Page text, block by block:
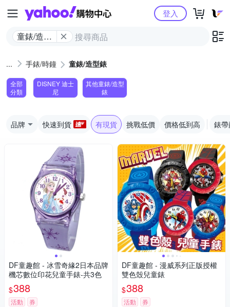
Yahoo購物中心
童錶/造型
登入
手錶/時鐘 童錶/造型錶
全部
分類
DISNEY 迪士
尼
其他童錶/造型
錶
品牌 快速到貨 有現貨 挑戰低價 價格低到高 錶
DF童趣館 - 冰雪奇緣2日本品牌
機芯數位印花兒童手錶-共3色
$388
活動 券
DF童趣館 - 漫威系列正版授權
雙色殼兒童錶
$388
活動 券